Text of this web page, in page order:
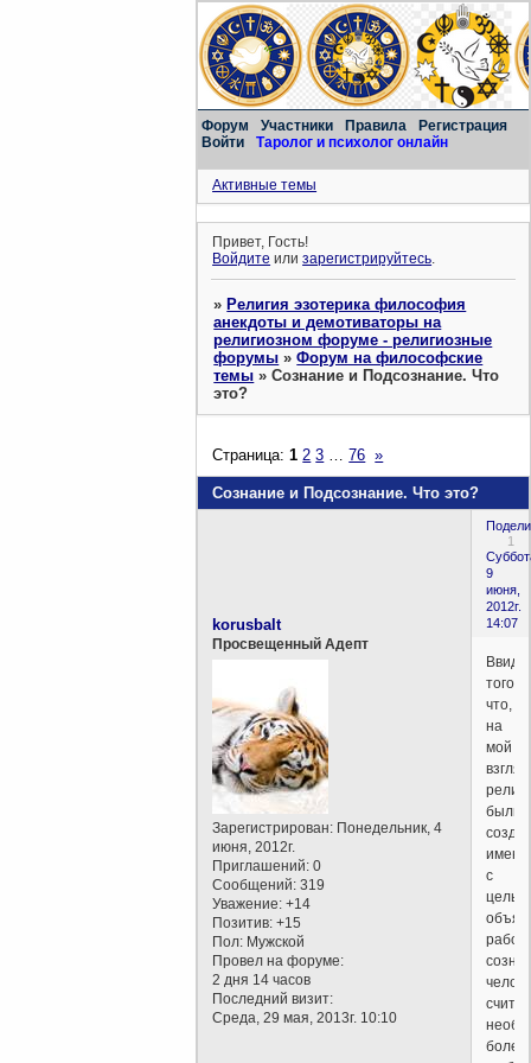
Форум Участники Правила
Регистрация
Войти
Таролог и психолог онлайн
Активные темы
Привет, Гость!
Войдите илизарегистрируйтесь.
»Религия эзотерика философия
анекдоты и демотиваторы на
религиозном форуме - религиозные
форумы »Форум на философские
темы »Сознание и Подсознание. Что
это?
Сознание и Подсознание. Что это?
Страница:1 2 3 76 »
1
9
июня,
2012г.
14:07
korusbalt
Просвещенный Адепт
Зарегистрирован: Понедельник, 4
июня, 2012г.
Приглашений: 0
Сообщений: 319
Уважение: +14
Позитив: +15
Пол: Мужской
Провел на форуме:
2 дня 14 часов
Последний визит:
Среда, 29 мая, 2013г. 10:10
Ввиду
того,
что,
на
мой
были
с
целью
более